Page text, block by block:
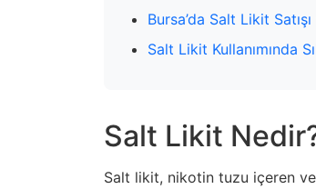
Bursa’da Salt Likit
Salt Likit Kullanımında
Salt Likit
Salt likit, nikotin tuzu içeren ve